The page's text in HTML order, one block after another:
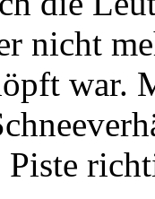
nicht
war.
Piste